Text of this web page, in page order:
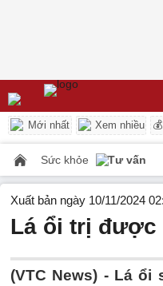
Mới nhất Xem nhiều
Sức khỏe Tư vấn
Xuất bản ngày 10/11/2024
Lá ổi trị được
(VTC News) - Lá ổi